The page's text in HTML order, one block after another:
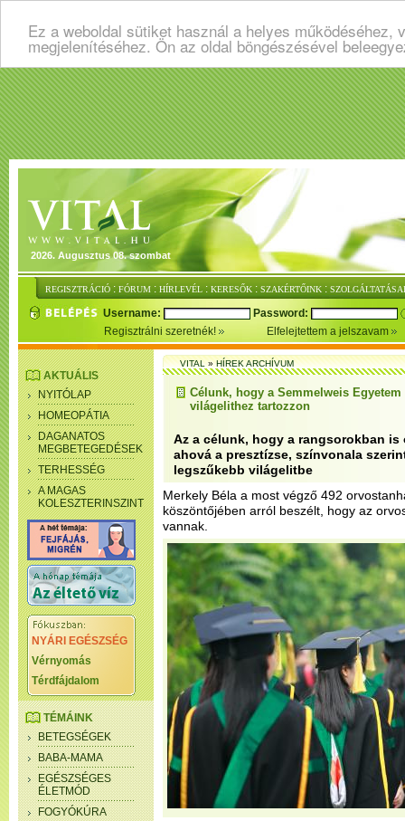
Ez a weboldal sütiket használ a helyes
megjelenítéséhez. Ön az oldal böngészésével
2026. Augusztus 08. szombat
REGISZTRÁCIÓ : FÓRUM : HÍRLEVÉL : KERESŐK : SZAKÉRTŐINK :
Username:
Password:
Regisztrálni szeretnék!
Elfelejtettem a jelszavam
AKTUÁLIS
NYITÓLAP
HOMEOPÁTIA
DAGANATOS
MEGBETEGEDÉSEK
TERHESSÉG
A MAGAS
KOLESZTERINSZINT
NYÁRI EGÉSZSÉG
Vérnyomás
Térdfájdalom
TÉMÁINK
BETEGSÉGEK
BABA-MAMA
EGÉSZSÉGES
ÉLETMÓD
FOGYÓKÚRA
VITAL»HÍREK ARCHÍVUM
Célunk, hogy a Semmelweis
világelithez tartozzon
Az a célunk, hogy a rangsorokban
ahová a presztízse, színvonala
legszűkebb világelitbe
Merkely Béla a most végző 492
köszöntőjében arról beszélt, hogy az
vannak.